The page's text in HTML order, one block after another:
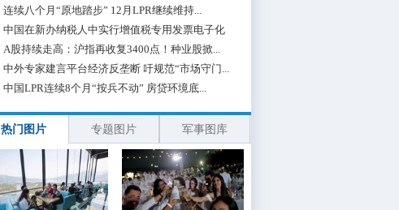
连续八个月“原地踏步” 12月LPR继续维持...
中国在新办纳税人中实行增值税专用发票电子化
A股持续走高：沪指再收复3400点！种业股掀...
中外专家建言平台经济反垄断 吁规范“市场守门...
中国LPR连续8个月“按兵不动” 房贷环境底...
热门图片 专题图片 军事图库